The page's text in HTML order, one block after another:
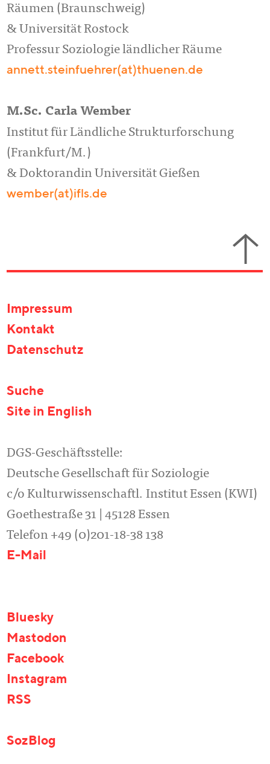
Räumen (Braunschweig)
& Universität Rostock
Professur Soziologie ländlicher Räume
annett.steinfuehrer(at)thuenen.de
M.Sc. Carla Wember
Institut für Ländliche Strukturforschung
(Frankfurt/M.)
& Doktorandin Universität Gießen
wember(at)ifls.de
Impressum
Kontakt
Datenschutz
Suche
Site in English
DGS-Geschäftsstelle:
Deutsche Gesellschaft für Soziologie
c/o Kulturwissenschaftl. Institut Essen (KWI)
Goethestraße 31 | 45128 Essen
Telefon +49 (0)201-18-38 138
E-Mail
Bluesky
Mastodon
Facebook
Instagram
RSS
SozBlog